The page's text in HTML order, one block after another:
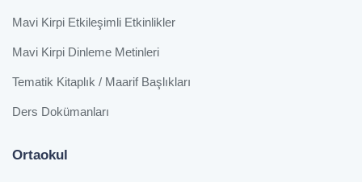
Mavi Kirpi Etkileşimli Etkinlikler
Mavi Kirpi Dinleme Metinleri
Tematik Kitaplık / Maarif Başlıkları
Ders Dokümanları
Ortaokul